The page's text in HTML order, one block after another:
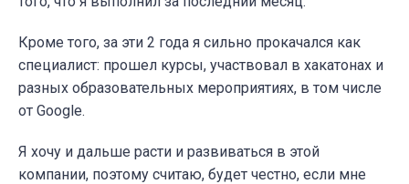
Кроме того, за эти 2 года я сильно прокачался как
специалист: прошел курсы, участвовал в хакатонах и
разных образовательных мероприятиях, в том числе
от Google.
Я хочу и дальше расти и развиваться в этой
компании, поэтому считаю, будет честно, если мне